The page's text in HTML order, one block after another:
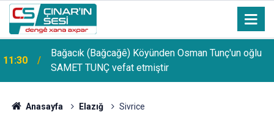
11:30
Bağacık (Bağcağê) Köyünden Osman Tunç'un oğlu
SAMET TUNÇ vefat etmiştir
Anasayfa Elazığ Sivrice